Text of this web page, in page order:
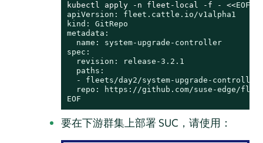
kubectl apply -n fleet-local -f - <<EOF
apiVersion: fleet.cattle.io/v1alpha1
kind: GitRepo
metadata:
  name: system-upgrade-controller
spec:
  revision: release-3.2.1
  paths:
  - fleets/day2/system-upgrade-controller
repo: https://github.com/suse-edge/
EOF
要在下游群集上部署 SUC，请使用：